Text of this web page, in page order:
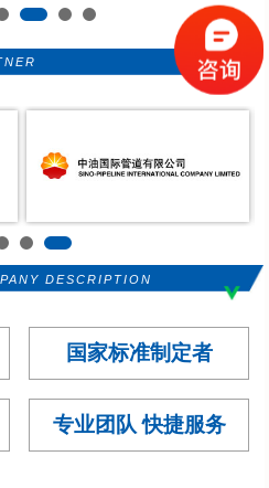
DESCRIPTION
国家标准制定者
专业团队 快捷服务